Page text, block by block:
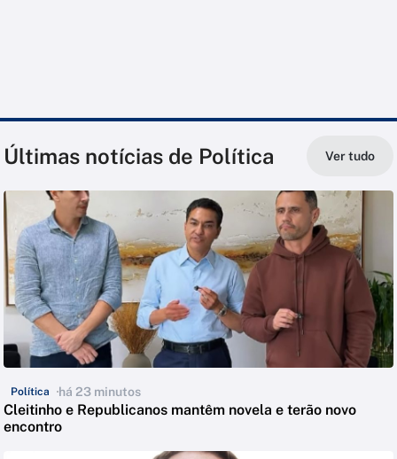
Últimas notícias de Política Ver tudo
Política há 23 minutos
Cleitinho e Republicanos mantêm novela e terão novo
encontro